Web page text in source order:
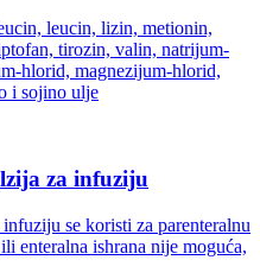
leucin, lizin, metionin,
tirozin, valin, natrijum-
hlorid, magnezijum-hlorid,
i sojino ulje
za infuziju
se koristi za parenteralnu
enteralna ishrana nije moguća,